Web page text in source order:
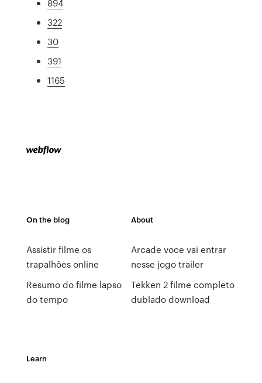
894
322
30
391
1165
On the blog
Assistir filme os
trapalhões online
Resumo do filme lapso
do tempo
About
Arcade voce vai entrar
nesse jogo trailer
Tekken 2 filme completo
dublado download
Learn